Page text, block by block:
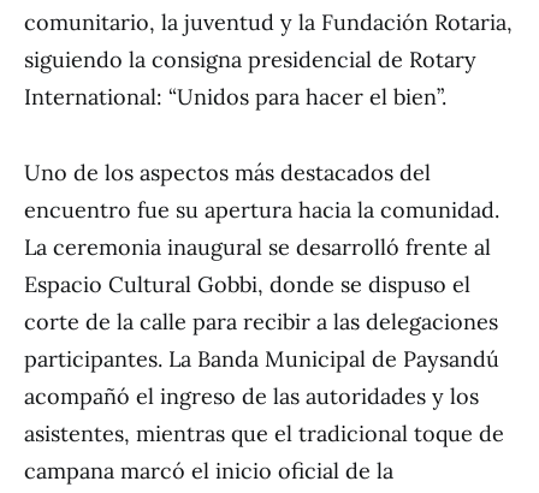
comunitario, la juventud y la Fundación Rotaria,
siguiendo la consigna presidencial de Rotary
International: “Unidos para hacer el bien”.
Uno de los aspectos más destacados del
encuentro fue su apertura hacia la comunidad.
La ceremonia inaugural se desarrolló frente al
Espacio Cultural Gobbi, donde se dispuso el
corte de la calle para recibir a las delegaciones
participantes. La Banda Municipal de Paysandú
acompañó el ingreso de las autoridades y los
asistentes, mientras que el tradicional toque de
campana marcó el inicio oficial de la